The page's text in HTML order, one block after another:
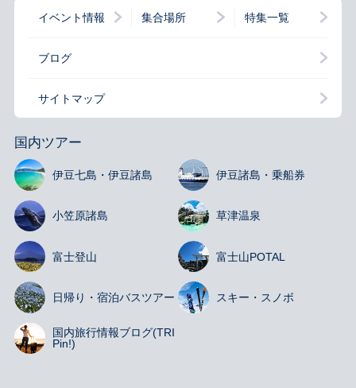
イベント情報 集合場所 特集一覧
ブログ
サイトマップ
国内ツアー
伊豆七島・伊豆諸島 伊豆諸島・乗船券
小笠原諸島 草津温泉
富士登山 富士山POTAL
日帰り・宿泊バスツアー スキー・スノボ
国内旅行情報ブログ(TRI
Pin!)